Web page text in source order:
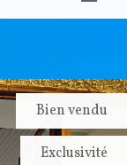
Bien vendu
Exclusivité